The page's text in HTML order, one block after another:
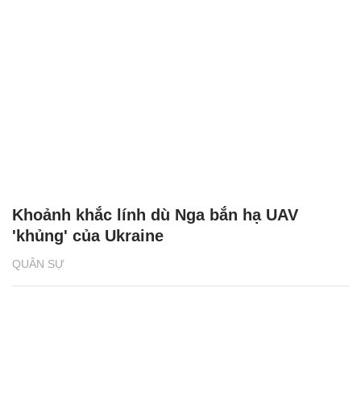
QUÂN SỰ
Khoảnh khắc lính dù Nga bắn hạ UAV
'khủng' của Ukraine